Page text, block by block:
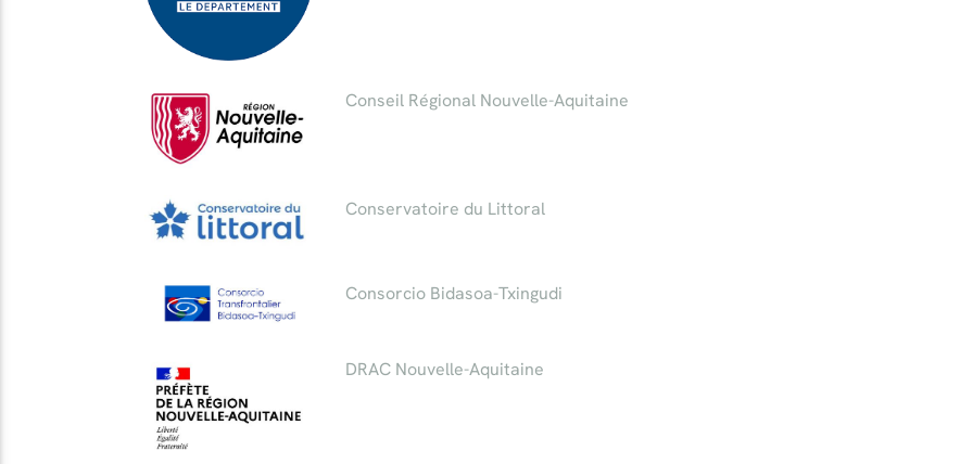
Conseil Régional Nouvelle-Aquitaine
Conservatoire du Littoral
Consorcio Bidasoa-Txingudi
DRAC Nouvelle-Aquitaine